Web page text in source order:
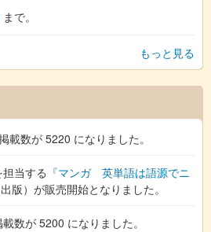
まで。
もっと見る
載数が 5220 になりました。
当する 『マンガ 英単語は語源でニ
出版）が販売開始となりました。
数が 5200 になりました。